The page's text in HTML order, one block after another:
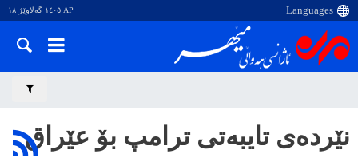
AP ١٤٠٥ گەلاوێژ ١٨
نێردەی تایبەتی ترامپ بۆ عێراق